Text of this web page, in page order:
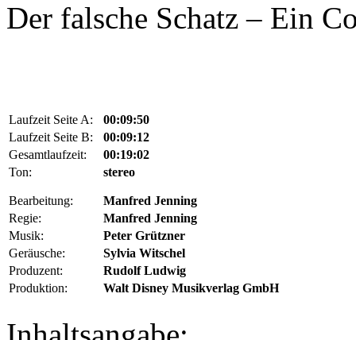
Der falsche Schatz – Ein
Laufzeit Seite A:
00:09:50
Laufzeit Seite B:
00:09:12
Gesamtlaufzeit:
00:19:02
Ton:
stereo
Bearbeitung:
Manfred Jenning
Regie:
Manfred Jenning
Musik:
Peter Grützner
Geräusche:
Sylvia Witschel
Produzent:
Rudolf Ludwig
Produktion:
Walt Disney Musikverlag GmbH